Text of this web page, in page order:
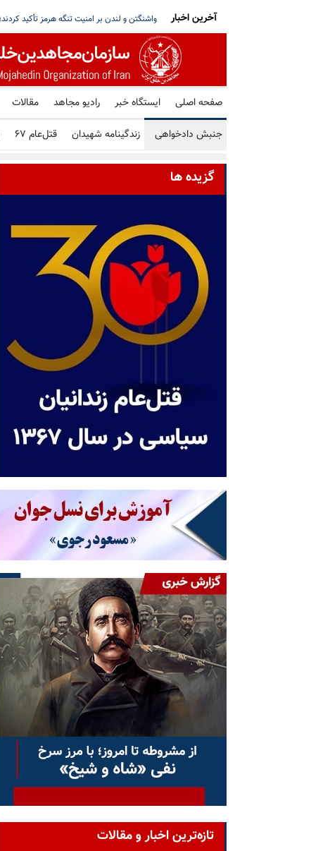
۱۴ میلیون و ۶۲۸ هزار و ۵۹۵ تلاش برای حمله سایبری علیه زیرساخت‌های اکو سیستم جابه‌جایی با زور و محرومیت‌های ضدانسانی
آخرین اخبار
صفحه اصلی ایستگاه خبر رادیو مجاهد مقالات
جنبش دادخواهی زندگینامه شهیدان قتل‌عام ۶۷
گزیده ها
تازه‌ترین اخبار و مقالات